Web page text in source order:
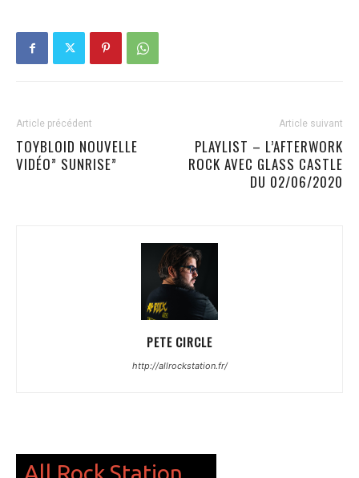
Article précédent
TOYBLOID NOUVELLE
VIDÉO” SUNRISE”
Article suivant
PLAYLIST – L’AFTERWORK
ROCK AVEC GLASS CASTLE
DU 02/06/2020
PETE CIRCLE
http://allrockstation.fr/